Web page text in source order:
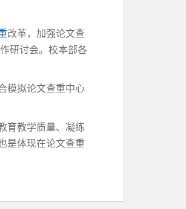
改革，加强论文查
研讨会。校本部各
模拟论文查重中心
育教学质量、凝练
是体现在论文查重